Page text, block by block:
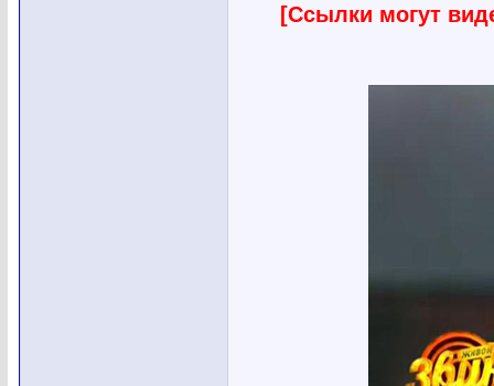
[Ссылки могут